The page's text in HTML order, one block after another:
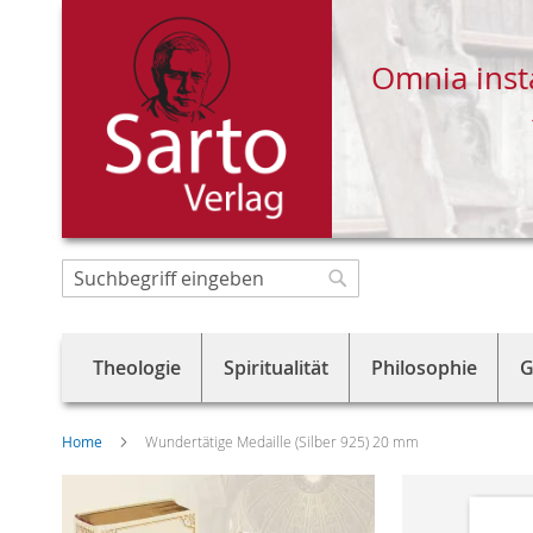
Direkt
zum
Omnia
Suche
Theologie Spiritualität Philosophie
Home Wundertätige Medaille (Silber 925) 20 mm